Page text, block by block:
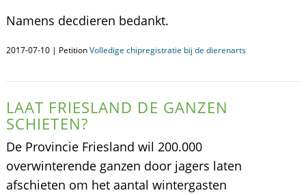
Namens decdieren bedankt.
2017-07-10 | PetitionVolledige chipregistratie bij de dierenarts
LAAT FRIESLAND DE GANZEN
SCHIETEN?
De Provincie Friesland wil 200.000
overwinterende ganzen door jagers laten
afschieten om het aantal wintergasten